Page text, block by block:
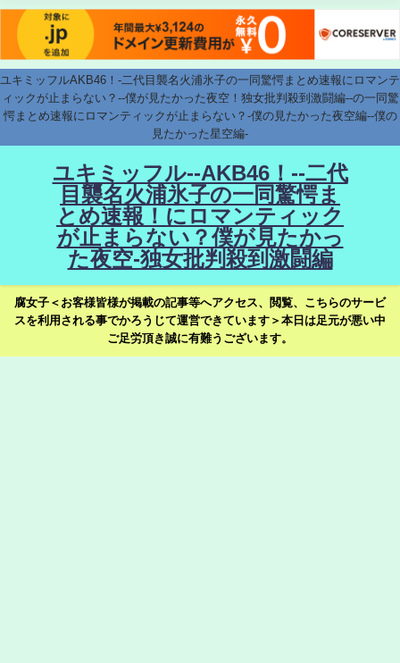
ユキミッフルAKB46！-二代目襲名火浦氷子の一同驚愕まとめ速報にロマンテ
ィックが止まらない？--僕が見たかった夜空！独女批判殺到激闘編--の一同驚
愕まとめ速報にロマンティックが止まらない？-僕の見たかった夜空編--僕の
見たかった星空編-
ユキミッフル--AKB46！--二代
目襲名火浦氷子の一同驚愕ま
とめ速報！にロマンティック
が止まらない？僕が見たかっ
た夜空-独女批判殺到激闘編
腐女子＜お客様皆様が掲載の記事等へアクセス、閲覧、こちらのサービ
スを利用される事でかろうじて運営できています＞本日は足元が悪い中
ご足労頂き誠に有難うございます。